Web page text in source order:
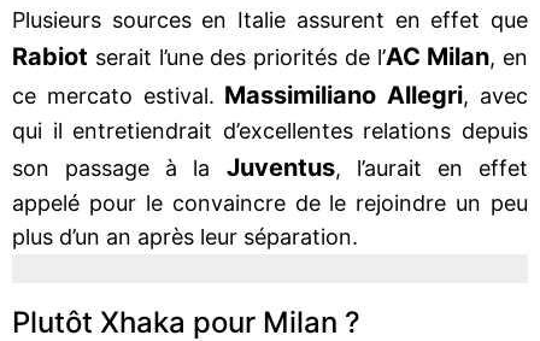
Plusieurs sources en Italie assurent en effet que
Rabiot serait l’une des priorités de l’AC Milan, en
ce mercato estival. Massimiliano Allegri, avec
qui il entretiendrait d’excellentes relations depuis
son passage à la Juventus, l’aurait en effet
appelé pour le convaincre de le rejoindre un peu
plus d’un an après leur séparation.
Plutôt Xhaka pour Milan ?